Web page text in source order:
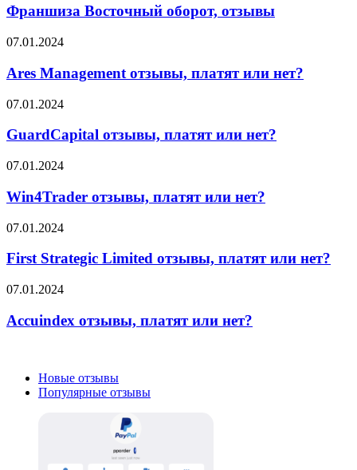
оборот,
отзывы
Франшиза Восточный оборот, отзывы
Ares
отзывы,
платят
или
нет?
07.01.2024
Ares Management отзывы, платят или нет?
GuardCapital
платят
нет?
07.01.2024
GuardCapital отзывы, платят или нет?
Win4Trader
платят
или
нет?
07.01.2024
Win4Trader отзывы, платят или нет?
First
Limited
платят
нет?
07.01.2024
First Strategic Limited отзывы, платят или нет?
Accuindex
платят
или
07.01.2024
Accuindex отзывы, платят или нет?
Новые отзывы
Популярные отзывы